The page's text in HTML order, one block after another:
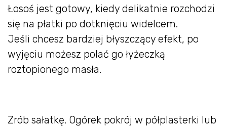
Łosoś jest gotowy, kiedy delikatnie rozchodzi
się na płatki po dotknięciu widelcem.
Jeśli chcesz bardziej błyszczący efekt, po
wyjęciu możesz polać go łyżeczką
roztopionego masła.
Zrób sałatkę. Ogórek pokrój w półplasterki lub